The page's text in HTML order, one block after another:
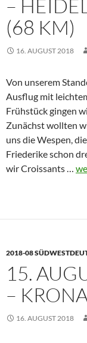
Riemerling
–
(68 KM)
16. AUGUST 2018
Von unserem
Ausflug mit
Frühstück gingen
Zunächst wollten
uns die Wespen,
Friederike schon
wir Croissants … 16.
–
2018-08
15.
–
16. AUGUST 2018